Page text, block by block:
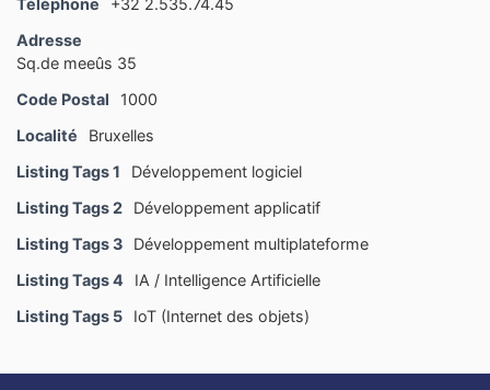
Téléphone
+32 2.535.74.45
Adresse
Sq.de meeûs 35
Code Postal
1000
Localité
Bruxelles
Listing Tags 1
Développement logiciel
Listing Tags 2
Développement applicatif
Listing Tags 3
Développement multiplateforme
Listing Tags 4
IA / Intelligence Artificielle
Listing Tags 5
IoT (Internet des objets)